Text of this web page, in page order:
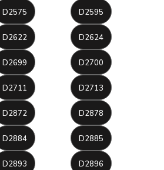
D2575 D2595
D2622 D2624
D2699 D2700
D2711 D2713
D2872 D2878
D2884 D2885
D2893 D2896